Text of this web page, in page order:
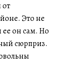
Это не
он сам. Но
сюрприз.